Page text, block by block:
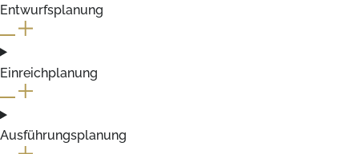
Entwurfsplanung
Einreichplanung
Ausführungsplanung